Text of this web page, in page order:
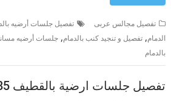
تفصيل مجالس عربى تفصيل جلسات أرضيه
الدمام,تفصيل و تنجيد كنب بالدمام,جلسات أرضيه
بالدمام
تفصيل جلسات ارضية بالقطيف 0545320285